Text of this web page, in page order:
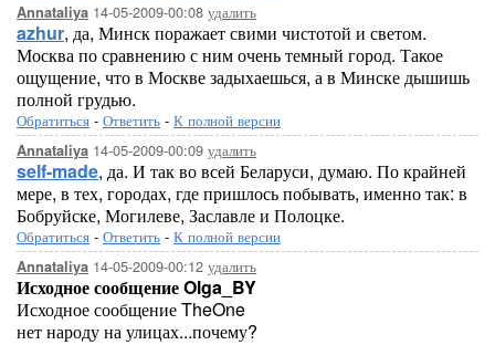
Annataliya 14-05-2009-00:08 удалить
azhur, да, Минск поражает свими чистотой и светом.
Москва по сравнению с ним очень темный город. Такое
ощущение, что в Москве задыхаешься, а в Минске дышишь
полной грудью.
Обратиться - Ответить - К полной версии
Annataliya 14-05-2009-00:09 удалить
self-made, да. И так во всей Беларуси, думаю. По крайней
мере, в тех, городах, где пришлось побывать, именно так: в
Бобруйске, Могилеве, Заславле и Полоцке.
Обратиться - Ответить - К полной версии
Annataliya 14-05-2009-00:12 удалить
Исходное сообщение Olga_BY
Исходное сообщение TheOne
нет народу на улицах...почему?